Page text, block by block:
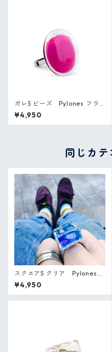
ガレS ビーズ Pylones フラ
ンス ガラスのリング
¥4,950
同じカ
スクエアS クリア Pylones
フランス ガラスのリング
¥4,950